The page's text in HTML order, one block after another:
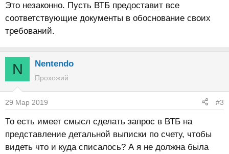
Это незаконно. Пусть ВТБ предоставит все
соответствующие документы в обоснование своих
требований.
N Nentendo
Прохожий
29 Мар 2019 #3
То есть имеет смысл сделать запрос в ВТБ на
представление детальной выписки по счету, чтобы
видеть что и куда списалось? А я не должна была